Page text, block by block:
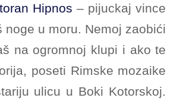
Hipnos – pijuckaj vince
noge u moru. Nemoj zaobići
na ogromnoj klupi i ako te
poseti Rimske mozaike
ulicu u Boki Kotorskoj.